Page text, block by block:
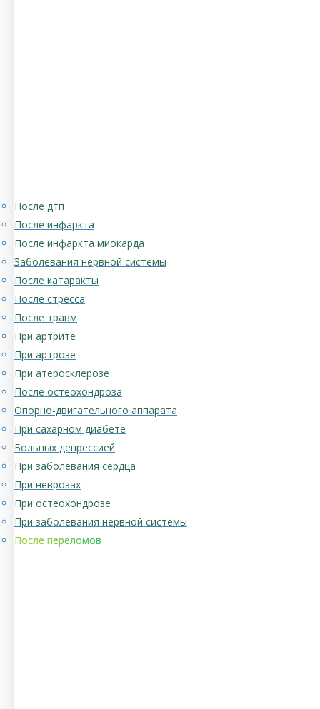
После дтп
После инфаркта
После инфаркта миокарда
Заболевания нервной системы
После катаракты
После стресса
После травм
При артрите
При артрозе
При атеросклерозе
После остеохондроза
Опорно-двигательного аппарата
При сахарном диабете
Больных депрессией
При заболевания сердца
При неврозах
При остеохондрозе
При заболевания нервной системы
После переломов